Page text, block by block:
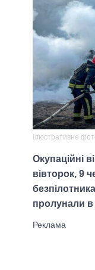
Ілюстративне
Окупаційні
вівторок, 9
пролунали в